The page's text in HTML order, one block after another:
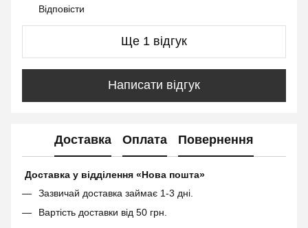
Відповісти
Ще 1 відгук
Написати відгук
Доставка Оплата Повернення
Доставка у відділення «Нова пошта»
Зазвичай доставка займає 1-3 дні.
Вартість доставки від 50 грн.